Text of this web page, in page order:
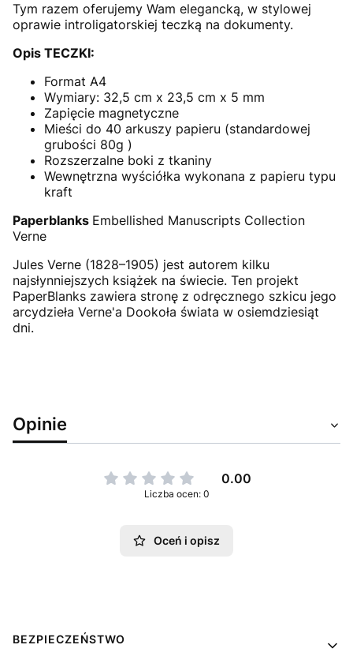
Tym razem oferujemy Wam elegancką, w stylowej
oprawie introligatorskiej teczką na dokumenty.
Opis TECZKI:
Format A4
Wymiary: 32,5 cm x 23,5 cm x 5 mm
Zapięcie magnetyczne
Mieści do 40 arkuszy papieru (standardowej
grubości 80g )
Rozszerzalne boki z tkaniny
Wewnętrzna wyściółka wykonana z papieru typu
kraft
Paperblanks Embellished Manuscripts Collection
Verne
Jules Verne (1828–1905) jest autorem kilku
najsłynniejszych książek na świecie. Ten projekt
PaperBlanks zawiera stronę z odręcznego szkicu jego
arcydzieła Verne'a Dookoła świata w osiemdziesiąt
dni.
Opinie
0.00
Liczba ocen: 0
Oceń i opisz
Linki w stopce
BEZPIECZEŃSTWO